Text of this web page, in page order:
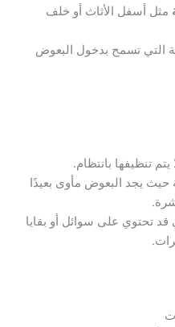
مثل أسفل الأثاث أو خلف
التي تسمح بدخول البعوض
تنظيفها بانتظام.
حيث يجد البعوض مأوى بعيدًا
قد تحتوي على سوائل أو بقايا